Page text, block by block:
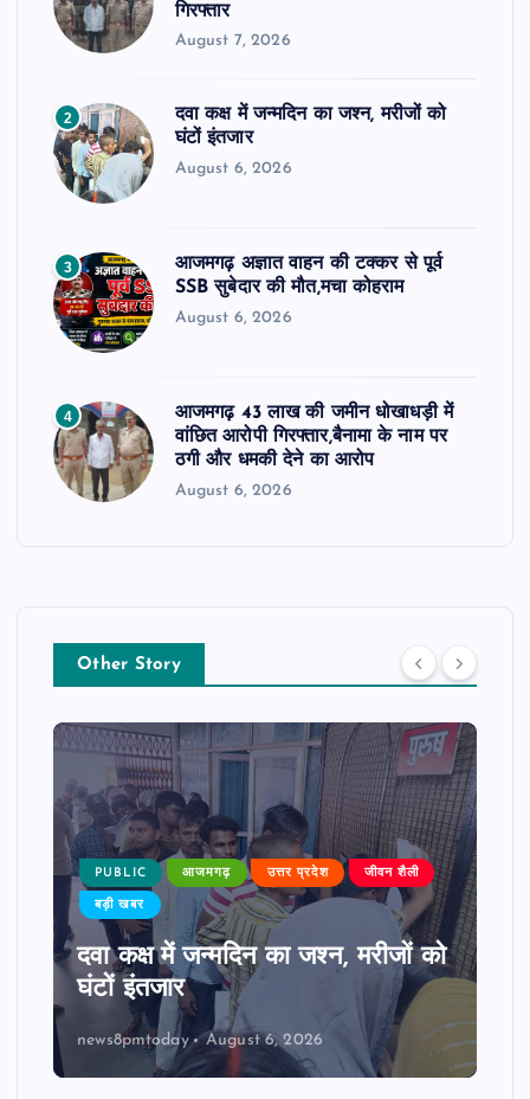
गिरफ्तार
August 7, 2026
2
दवा कक्ष में जन्मदिन का जश्न, मरीजों को
घंटों इंतजार
August 6, 2026
3
आजमगढ़ अज्ञात वाहन की टक्कर से पूर्व
SSB सुबेदार की मौत,मचा कोहराम
August 6, 2026
4
आजमगढ़ 43 लाख की जमीन धोखाधड़ी में
वांछित आरोपी गिरफ्तार,बैनामा के नाम पर
ठगी और धमकी देने का आरोप
August 6, 2026
Other Story
PUBLIC आजमगढ़ उत्तर प्रदेश जीवन शैली
बड़ी खबर
दवा कक्ष में जन्मदिन का जश्न, मरीजों को
घंटों इंतजार
news8pmtoday August 6, 2026